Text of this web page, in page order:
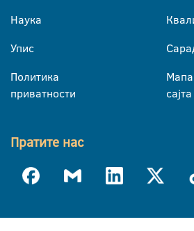
Наука
Упис
Политика
приватности
Мапа
сајта
Пратите нас